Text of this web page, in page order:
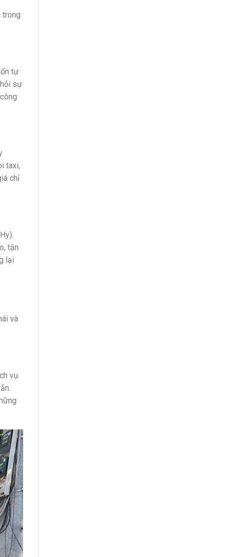
trong
tự
sự
taxi,
chỉ
tận
lại
và
vụ